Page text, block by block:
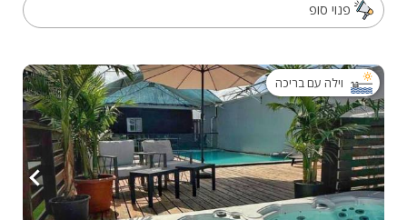
פנוי סופ
וילה עם בריכה